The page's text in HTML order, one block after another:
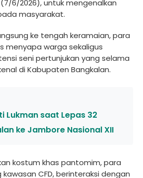
6/2026), untuk mengenalkan
masyarakat.
ke tengah keramaian, para
menyapa warga sekaligus
seni pertunjukan yang selama
di Kabupaten Bangkalan.
Lukman saat Lepas 32
ke Jambore Nasional XII
kostum khas pantomim, para
CFD, berinteraksi dengan